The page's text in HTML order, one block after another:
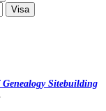
Sitebuilding